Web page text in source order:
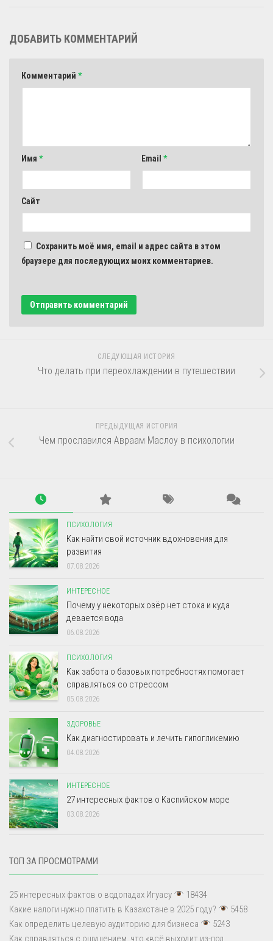
ДОБАВИТЬ КОММЕНТАРИЙ
Комментарий *
Имя * Email *
Сайт
Сохранить моё имя, email и адрес сайта в этом
браузере для последующих моих комментариев.
СЛЕДУЮЩАЯ ИСТОРИЯ
Что делать при переохлаждении в путешествии
ПРЕДЫДУЩАЯ ИСТОРИЯ
Чем прославился Авраам Маслоу в психологии
ПСИХОЛОГИЯ
Как найти свой источник вдохновения для
развития
07.08.2026
ИНТЕРЕСНОЕ
Почему у некоторых озёр нет стока и куда
девается вода
06.08.2026
ПСИХОЛОГИЯ
Как забота о базовых потребностях помогает
справляться со стрессом
05.08.2026
ЗДОРОВЬЕ
Как диагностировать и лечить гипогликемию
04.08.2026
ИНТЕРЕСНОЕ
27 интересных фактов о Каспийском море
03.08.2026
ТОП ЗА ПРОСМОТРАМИ
25 интересных фактов о водопадах Игуасу
18434
Какие налоги нужно платить в Казахстане в 2025 году?
5458
Как определить целевую аудиторию для бизнеса
5243
Как справляться с ощущением, что «всё выходит из-под